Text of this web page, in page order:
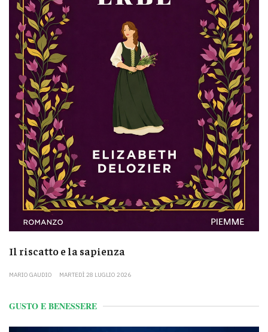
Il riscatto e la sapienza
MARIO GAUDIO MARTEDÌ 28 LUGLIO 2026
GUSTO E BENESSERE